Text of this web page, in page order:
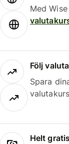
Med
Följ
Spara
Helt